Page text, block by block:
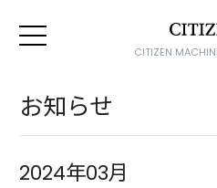
CITIZEN
お知らせ
2024年03月